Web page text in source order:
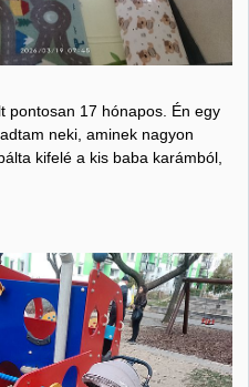
pontosan 17 hónapos. Én egy
neki, aminek nagyon
kifelé a kis baba karámból,